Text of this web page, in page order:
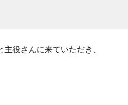
役さんに来ていただき、